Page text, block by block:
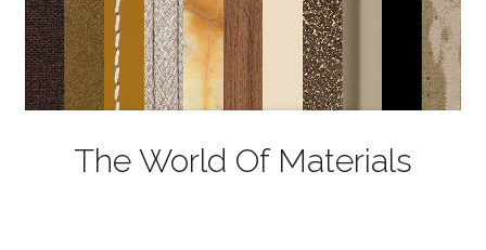
The World Of Materials